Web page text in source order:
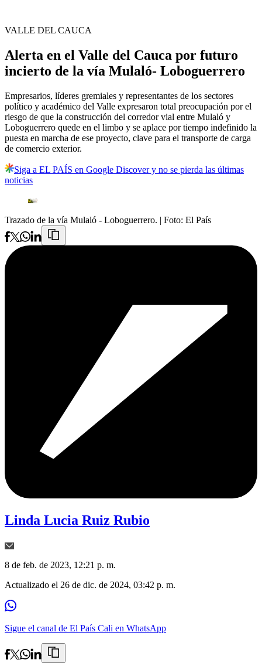
VALLE DEL CAUCA
Alerta en el Valle del Cauca por futuro
incierto de la vía Mulaló- Loboguerrero
Empresarios, líderes gremiales y representantes de los sectores
político y académico del Valle expresaron total preocupación por el
riesgo de que la construcción del corredor vial entre Mulaló y
Loboguerrero quede en el limbo y se aplace por tiempo indefinido la
puesta en marcha de ese proyecto, clave para el transporte de carga
de comercio exterior.
Siga a EL PAÍS en Google Discover y no se pierda las últimas
noticias
Trazado de la vía Mulaló - Loboguerrero. | Foto: El País
Linda Lucia Ruiz Rubio
8 de feb. de 2023, 12:21 p. m.
Actualizado el 26 de dic. de 2024, 03:42 p. m.
Sigue el canal de El País Cali en WhatsApp